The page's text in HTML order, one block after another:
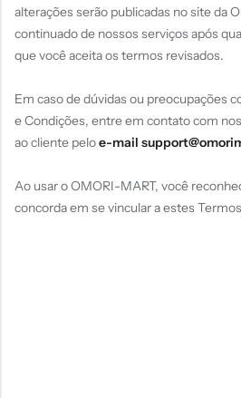
alterações serão publicadas no site da
continuado de nossos serviços após
que você aceita os termos revisados.
Em caso de dúvidas ou preocupações
e Condições, entre em contato com
ao cliente peloe-mail
Ao usar o OMORI-MART, você
concorda em se vincular a estes